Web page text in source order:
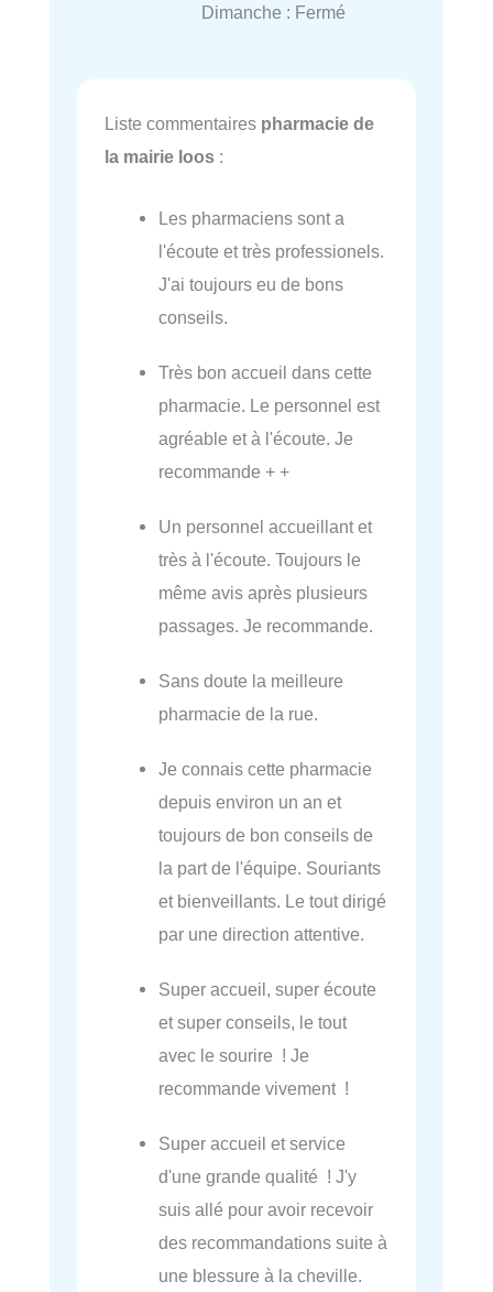
Dimanche : Fermé
Liste commentaires pharmacie de
la mairie loos :
Les pharmaciens sont a
l'écoute et très professionels.
J'ai toujours eu de bons
conseils.
Très bon accueil dans cette
pharmacie. Le personnel est
agréable et à l'écoute. Je
recommande + +
Un personnel accueillant et
très à l'écoute. Toujours le
même avis après plusieurs
passages. Je recommande.
Sans doute la meilleure
pharmacie de la rue.
Je connais cette pharmacie
depuis environ un an et
toujours de bon conseils de
la part de l'équipe. Souriants
et bienveillants. Le tout dirigé
par une direction attentive.
Super accueil, super écoute
et super conseils, le tout
avec le sourire ! Je
recommande vivement !
Super accueil et service
d'une grande qualité ! J'y
suis allé pour avoir recevoir
des recommandations suite à
une blessure à la cheville.